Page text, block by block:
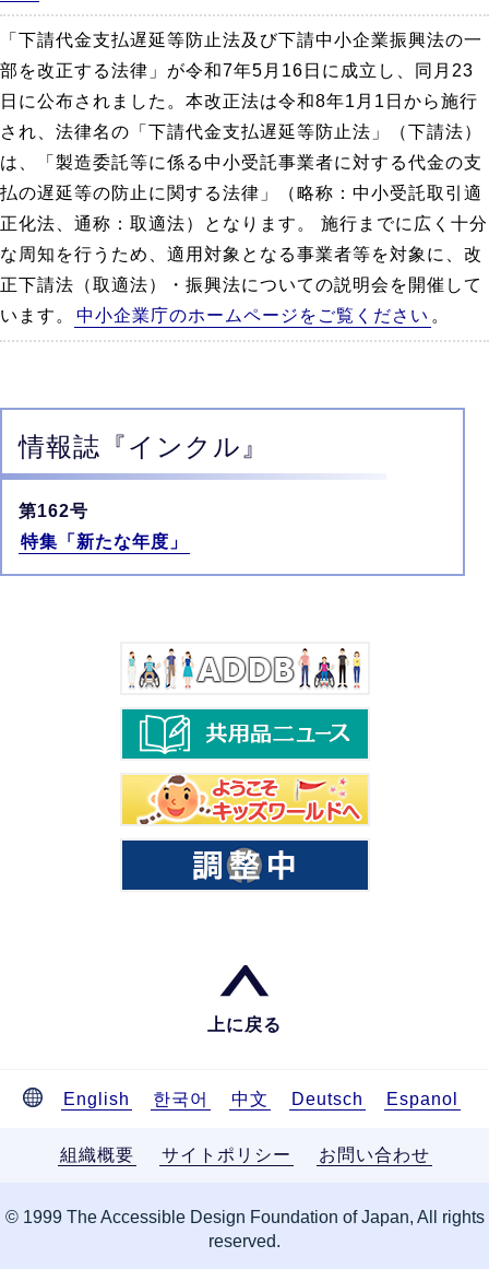
「下請代金支払遅延等防止法及び下請中小企業振興法の一
部を改正する法律」が令和7年5月16日に成立し、同月23
日に公布されました。本改正法は令和8年1月1日から施行
され、法律名の「下請代金支払遅延等防止法」（下請法）
は、「製造委託等に係る中小受託事業者に対する代金の支
払の遅延等の防止に関する法律」（略称：中小受託取引適
正化法、通称：取適法）となります。 施行までに広く十分
な周知を行うため、適用対象となる事業者等を対象に、改
正下請法（取適法）・振興法についての説明会を開催して
います。
中小企業庁のホームページをご覧ください 。
情報誌 『インクル』
第162号
特集「新たな年度」
上に戻る
English 한국어 中文 Deutsch Espanol
組織概要 サイトポリシー お問い合わせ
© 1999 The Accessible Design Foundation of Japan, All rights
reserved.